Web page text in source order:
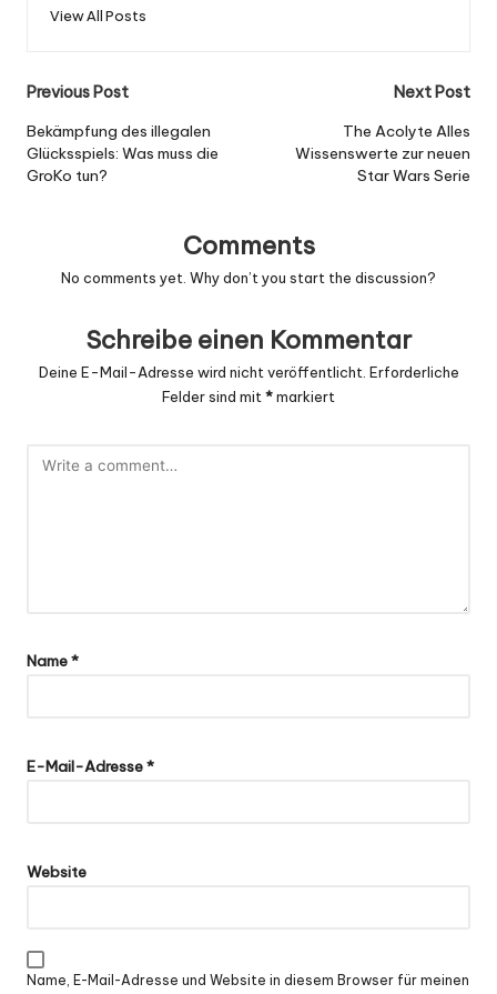
View All Posts
Post
navigation
Previous Post
Bekämpfung des illegalen
Glücksspiels: Was muss die
GroKo tun?
Next Post
The Acolyte Alles
Wissenswerte zur neuen
Star Wars Serie
Comments
No comments yet. Why don’t you start the discussion?
Schreibe einen Kommentar
Deine E-Mail-Adresse wird nicht veröffentlicht. Erforderliche
Felder sind mit *markiert
Name*
E-Mail-Adresse*
Website
Name, E-Mail-Adresse und Website in diesem Browser für meinen